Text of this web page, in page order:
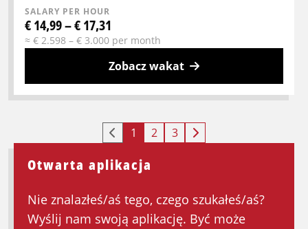
SALARY PER HOUR
€ 14,99 – € 17,31
≈ € 2.598 – € 3.000 per month
Zobacz wakat
More
Pracownik
ekspedycji
dwie
zmiany
1 2 3
Otwarta aplikacja
Nie znalazłeś/aś tego, czego szukałeś/aś?
Wyślij nam swoją aplikację. Być może